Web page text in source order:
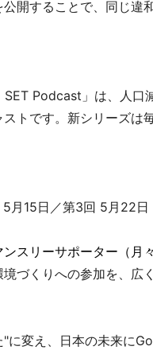
開することで、同じ違
SET Podcast」は、人
トです。新シリーズは
月15日／第3回 5月22日
ンスリーサポーター（月
づくりへの参加を、広
に変え、日本の未来に